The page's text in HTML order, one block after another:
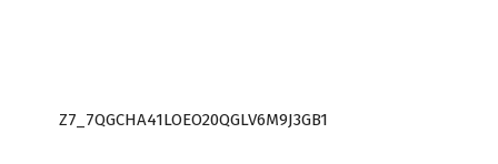
Z7_7QGCHA41LOEO20QGLV6M9J3GB1